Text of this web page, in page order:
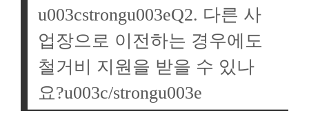
u003cstrongu003eQ2. 다른 사
업장으로 이전하는 경우에도
철거비 지원을 받을 수 있나
요?u003c/strongu003e